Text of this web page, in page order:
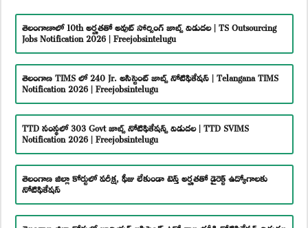
తెలంగాణాలో 10th అర్హతతో అవుట్ సోర్సింగ్ జాబ్స్ విడుదల | TS Outsourcing
Jobs Notification 2026 | Freejobsintelugu
తెలంగాణ TIMS లో 240 Jr. అసిస్టెంట్ జాబ్స్ నోటిఫికేషన్ | Telangana TIMS
Notification 2026 | Freejobsintelugu
TTD సంస్థలో 303 Govt జాబ్స్ నోటిఫికేషన్స్ విడుదల | TTD SVIMS
Notification 2026 | Freejobsintelugu
తెలంగాణ జిల్లా కోర్టులో పరీక్ష, ఫీజు లేకుండా టెన్త్ అర్హతతో డైరెక్ట్ ఉద్యోగాలకు
నోటిఫికేషన్